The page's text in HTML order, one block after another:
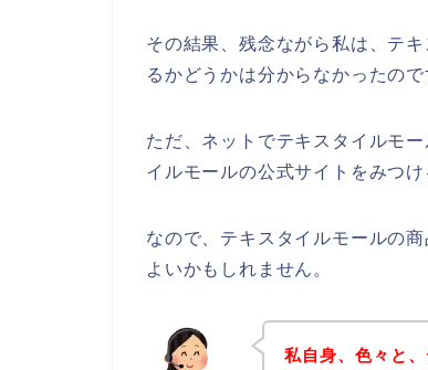
その結果、残念ながら私は、テ
るかどうかは分からなかったので
ただ、ネットでテキスタイルモ
イルモールの公式サイトをみつ
なので、テキスタイルモールの
よいかもしれません。
私自身、色々と